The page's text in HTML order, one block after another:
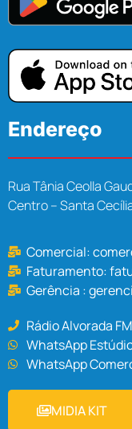
Endereço
Rua Tânia Ceolla
Centro – Santa
Comercial:
Faturamento:
Gerência :
Rádio Alvorada
WhatsApp
WhatsApp
MIDIA KIT